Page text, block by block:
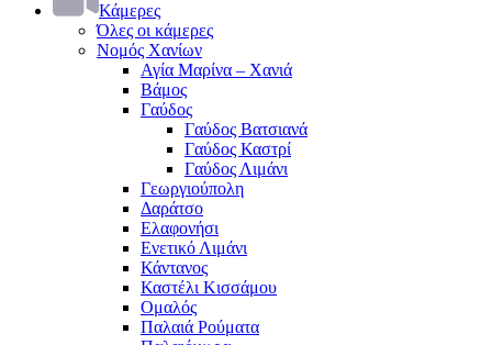
Κάμερες
Όλες οι κάμερες
Νομός Χανίων
Αγία Μαρίνα – Χανιά
Βάμος
Γαύδος
Γαύδος Βατσιανά
Γαύδος Καστρί
Γαύδος Λιμάνι
Γεωργιούπολη
Δαράτσο
Ελαφονήσι
Ενετικό Λιμάνι
Κάντανος
Καστέλι Κισσάμου
Ομαλός
Παλαιά Ρούματα